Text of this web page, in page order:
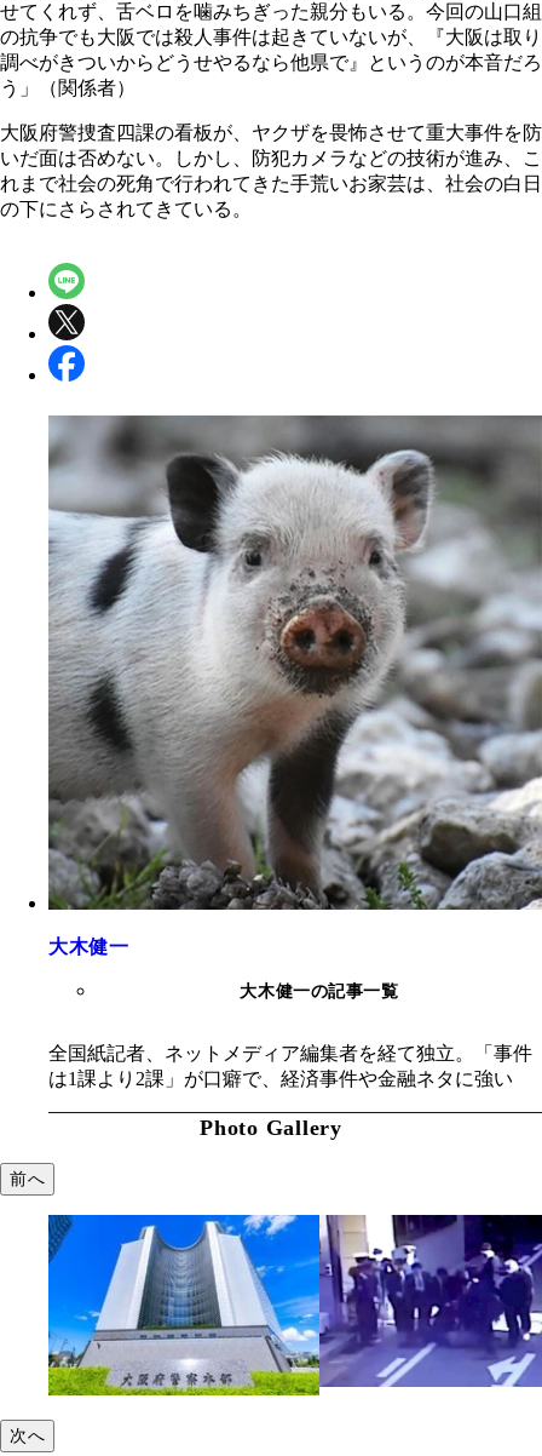
せてくれず、舌ベロを噛みちぎった親分もいる。今回の山口組
の抗争でも大阪では殺人事件は起きていないが、『大阪は取り
調べがきついからどうせやるなら他県で』というのが本音だろ
う」（関係者）
大阪府警捜査四課の看板が、ヤクザを畏怖させて重大事件を防
いだ面は否めない。しかし、防犯カメラなどの技術が進み、こ
れまで社会の死角で行われてきた手荒いお家芸は、社会の白日
の下にさらされてきている。
大木健一
大木健一の記事一覧
全国紙記者、ネットメディア編集者を経て独立。「事件
は1課より2課」が口癖で、経済事件や金融ネタに強い
Photo Gallery
前へ
次へ